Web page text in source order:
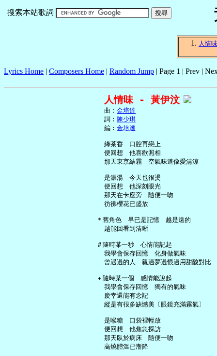
搜索本站歌詞
人情味
Lyrics Home | Composers Home | Random Jump | Page 1 | Prev |
人情味 - 黃伊汶
     曲︰
金培達
     詞︰
陳少琪
     編︰
金培達
     綠茶香　口腔再戀上
     便回想　他喜歡照相
     那天東京結霜　空氣味道像愛清涼
     是濃湯　今天也很燙
     便回想　他深刻眼光
     那天在卡座旁　隨便一吻
     彷彿櫻花已盛放
   ＊舊角色　早已是記憶　越是遠的
     越能回看到清晰
   ＃隨時某一秒　心情能記起
     我學會保存回憶　化身做氣味
     曾遇過的人　親過夢過恨過用甜酸對比
   ＋隨時某一個　感情能說起
     我學會保存回憶　獨有的氣味
     慶幸還能有念記
     縱是有很多缺憾美〔眼鏡充滿霧氣〕
     是喉糖　口袋裡輕放
     便回想　他焦急探訪
     那天臥於病床　隨便一吻
     高燒體溫已漸降